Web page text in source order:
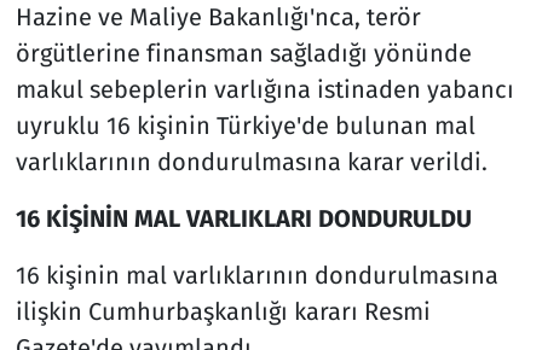
Hazine ve Maliye Bakanlığı'nca, terör
örgütlerine finansman sağladığı yönünde
makul sebeplerin varlığına istinaden yabancı
uyruklu 16 kişinin Türkiye'de bulunan mal
varlıklarının dondurulmasına karar verildi.
16 KİŞİNİN MAL VARLIKLARI DONDURULDU
16 kişinin mal varlıklarının dondurulmasına
ilişkin Cumhurbaşkanlığı kararı Resmi
Spor
Teknoloji ve Bilim
Televizyon